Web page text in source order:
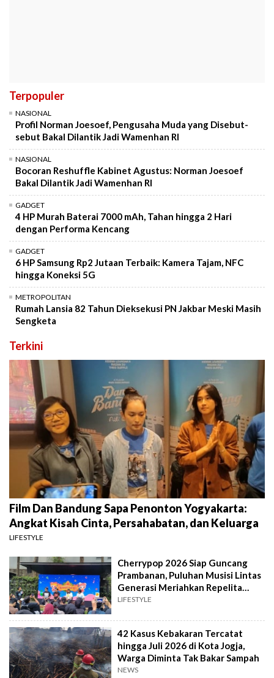
Terpopuler
NASIONAL
Profil Norman Joesoef, Pengusaha Muda yang Disebut-
sebut Bakal Dilantik Jadi Wamenhan RI
NASIONAL
Bocoran Reshuffle Kabinet Agustus: Norman Joesoef
Bakal Dilantik Jadi Wamenhan RI
GADGET
4 HP Murah Baterai 7000 mAh, Tahan hingga 2 Hari
dengan Performa Kencang
GADGET
6 HP Samsung Rp2 Jutaan Terbaik: Kamera Tajam, NFC
hingga Koneksi 5G
METROPOLITAN
Rumah Lansia 82 Tahun Dieksekusi PN Jakbar Meski Masih
Sengketa
Terkini
Film Dan Bandung Sapa Penonton Yogyakarta:
Angkat Kisah Cinta, Persahabatan, dan Keluarga
LIFESTYLE
Cherrypop 2026 Siap Guncang
Prambanan, Puluhan Musisi Lintas
Generasi Meriahkan Repelita
Musik
LIFESTYLE
42 Kasus Kebakaran Tercatat
hingga Juli 2026 di Kota Jogja,
Warga Diminta Tak Bakar Sampah
NEWS